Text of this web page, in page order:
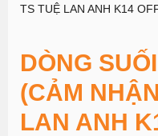
TS TUỆ LAN ANH K14
DÒNG
(CẢM
LAN ANH